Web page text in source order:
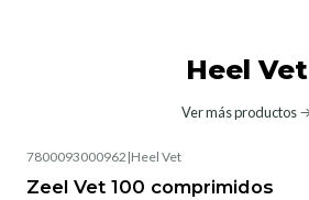
Heel Vet
Ver más productos
7800093000962 |Heel Vet
Zeel Vet 100 comprimidos